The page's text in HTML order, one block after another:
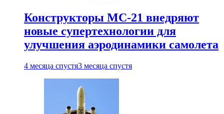
Конструкторы МС-21 внедряют
новые супертехнологии для
улучшения аэродинамики самолета
4 месяца спустя3 месяца спустя